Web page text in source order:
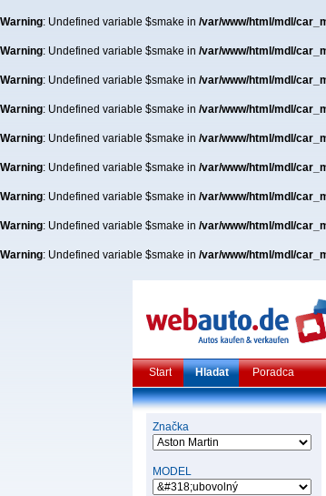
Warning: Undefined variable $smake in /var/www/html/mdl/
Warning: Undefined variable $smake in /var/www/html/mdl/
Warning: Undefined variable $smake in /var/www/html/mdl/
Warning: Undefined variable $smake in /var/www/html/mdl/
Warning: Undefined variable $smake in /var/www/html/mdl/
Warning: Undefined variable $smake in /var/www/html/mdl/
Warning: Undefined variable $smake in /var/www/html/mdl/
Warning: Undefined variable $smake in /var/www/html/mdl/
Warning: Undefined variable $smake in /var/www/html/mdl/
Start Hladat Poradca
Značka
MODEL